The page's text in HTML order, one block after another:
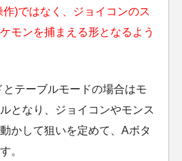
作)ではなく、ジョイコンのス
モンを捕まえる形となるよう
テーブルモードの場合はモ
となり、ジョイコンやモンス
かして狙いを定めて、Aボタ
。